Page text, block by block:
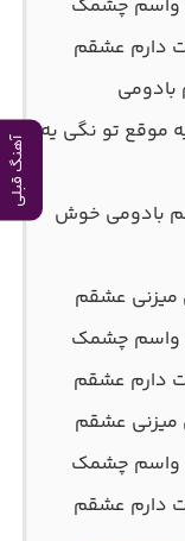
آهنگ قبلی
واسم چشمک
دارم عشقم
بادومی
موقع تو نگی یه
بادومی خوش
میزنی عشقم
واسم چشمک
دارم عشقم
میزنی عشقم
واسم چشمک
دارم عشقم